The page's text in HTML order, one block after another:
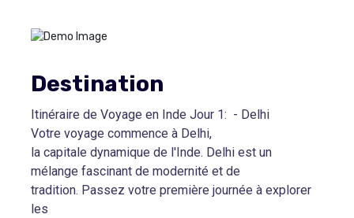
Destination
Itinéraire de Voyage en Inde Jour 1: - Delhi
Votre voyage commence à Delhi,
la capitale dynamique de l'Inde. Delhi est un
mélange fascinant de modernité et de
tradition. Passez votre première journée à explorer
les